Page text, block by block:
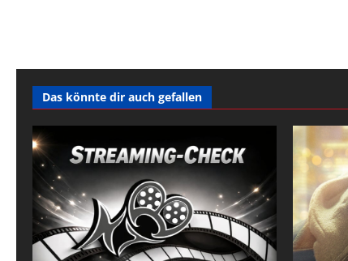
Das könnte dir auch gefallen